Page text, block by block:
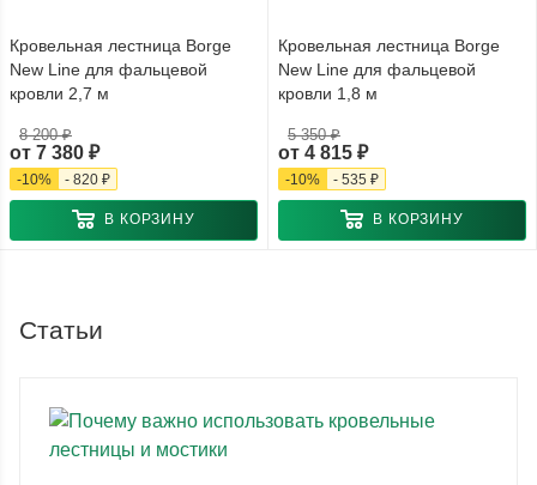
Кровельная лестница Borge
New Line для фальцевой
кровли 2,7 м
от 7 380 ₽
8 200 ₽
-10% - 820 ₽
В КОРЗИНУ
Кровельная лестница Borge
New Line для фальцевой
кровли 1,8 м
от 4 815 ₽
5 350 ₽
-10% - 535 ₽
В КОРЗИНУ
Статьи